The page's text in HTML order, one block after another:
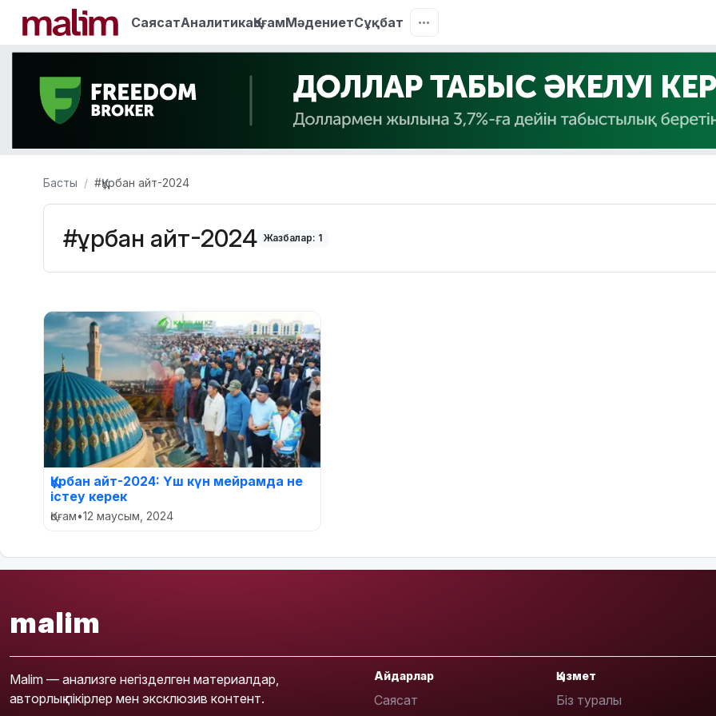
СаясатАналитикаҚоғамМәдениетСұқбат
Басты #Құрбан айт-2024
#Құрбан айт-2024 Жазбалар: 1
Құрбан айт-2024: Үш күн мейрамда не
істеу керек
Қоғам•12 маусым, 2024
malim
Malim — анализге негізделген материалдар,
авторлық пікірлер мен эксклюзив контент.
Айдарлар
Саясат
Қызмет
Біз туралы